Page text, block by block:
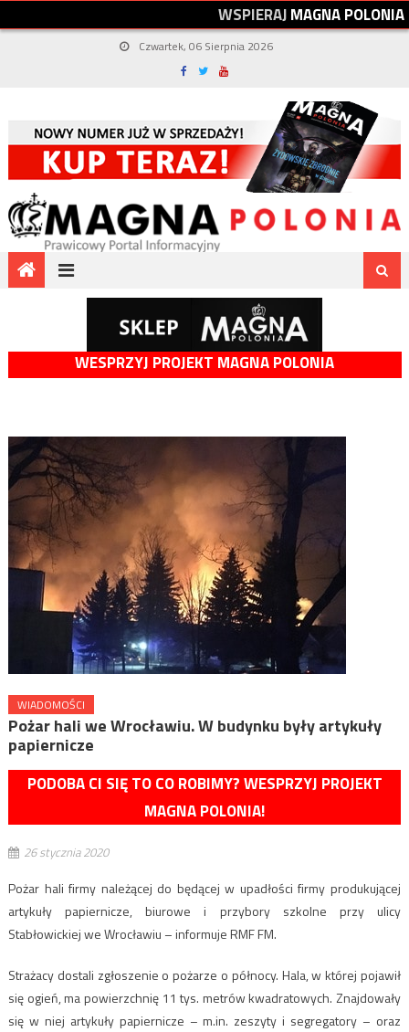
WSPIERAJMAGNAPOLONIA
Czwartek, 06 Sierpnia 2026
WESPRZYJ PROJEKT MAGNA POLONIA
WIADOMOŚCI
Pożar hali we Wrocławiu. W budynku były artykuły
papiernicze
PODOBA CI SIĘ TO CO ROBIMY? WESPRZYJ PROJEKT
MAGNA POLONIA!
26 stycznia 2020
Pożar hali firmy należącej do będącej w upadłości firmy produkującej
artykuły papiernicze, biurowe i przybory szkolne przy ulicy
Stabłowickiej we Wrocławiu – informuje RMF FM.
Strażacy dostali zgłoszenie o pożarze o północy. Hala, w której pojawił
się ogień, ma powierzchnię 11 tys. metrów kwadratowych. Znajdowały
się w niej artykuły papiernicze – m.in. zeszyty i segregatory – oraz